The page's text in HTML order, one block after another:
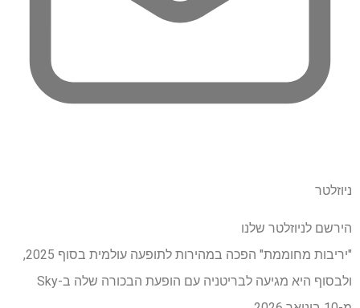
ניוזלטר
הירשם לניוזלטר שלנו
"יריבות מחוממת" הפכה במהירות לתופעה עולמית בסוף 2025,
ולבסוף היא מגיעה לבריטניה עם הופעת הבכורה שלה ב-Sky